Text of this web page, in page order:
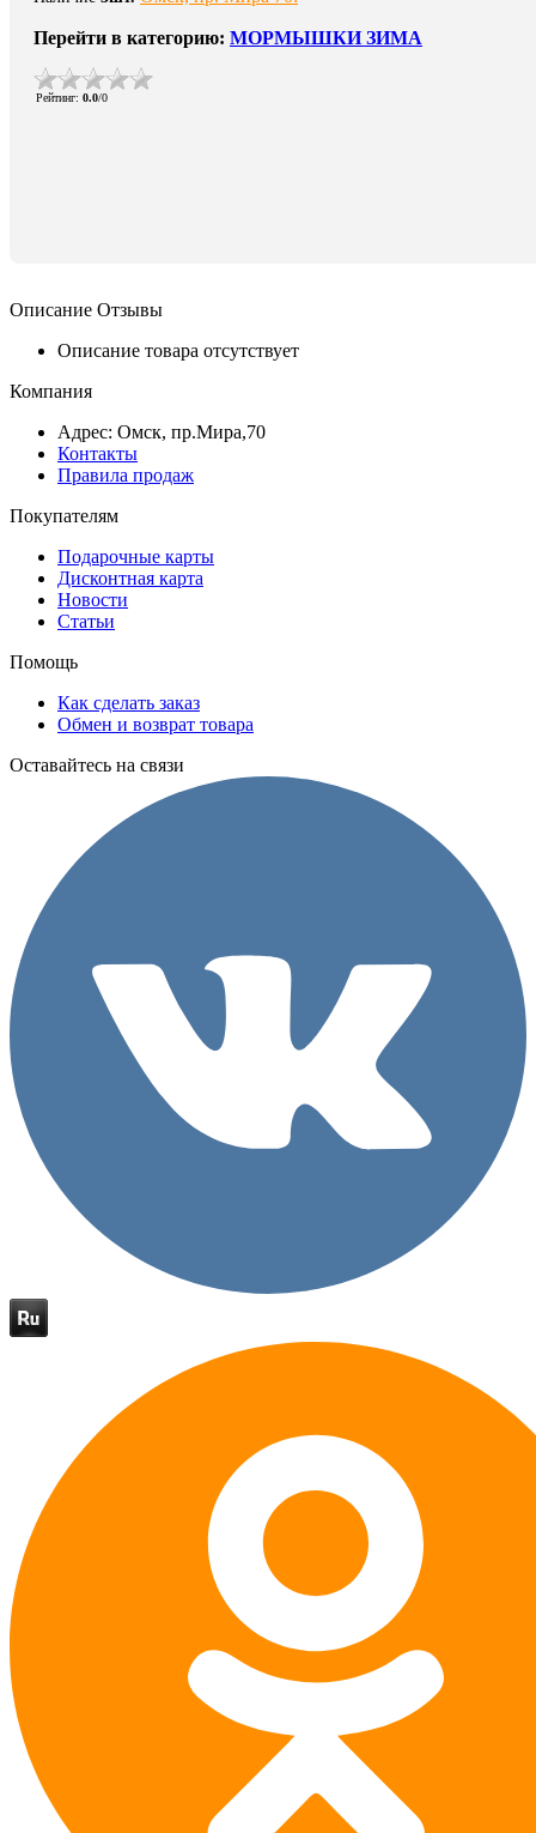
Перейти в категорию: МОРМЫШКИ ЗИМА
Рейтинг: 0.0/0
Описание Отзывы
Описание товара отсутствует
Компания
Адрес: Омск, пр.Мира,70
Контакты
Правила продаж
Покупателям
Подарочные карты
Дисконтная карта
Новости
Статьи
Помощь
Как сделать заказ
Обмен и возврат товара
Оставайтесь на связи